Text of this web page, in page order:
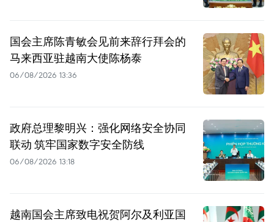
国会主席陈青敏会见前来辞行拜会的
马来西亚驻越南大使陈杨泰
06/08/2026 13:36
政府总理黎明兴：强化网络安全协同
联动 筑牢国家数字安全防线
06/08/2026 13:18
越南国会主席致电祝贺阿尔及利亚国